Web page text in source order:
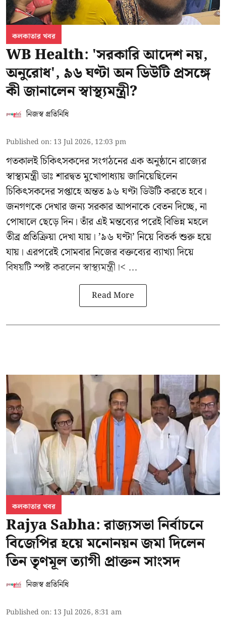
কলকাতার খবর
WB Health: 'সরকারি আদেশ নয়,
অনুরোধ', ৯৬ ঘণ্টা অন ডিউটি প্রসঙ্গে
কী জানালেন স্বাস্থ্যমন্ত্রী?
নিজস্ব প্রতিনিধি
Published on: 13 Jul 2026, 12:03 pm
গতকালই চিকিৎসকদের সংগঠনের এক অনুষ্ঠানে রাজ্যের
স্বাস্থ্যমন্ত্রী ডাঃ শারদ্বত মুখোপাধ্যায় জানিয়েছিলেন
চিকিৎসকদের সপ্তাহে অন্তত ৯৬ ঘণ্টা ডিউটি করতে হবে।
জনগণকে দেখার জন্য সরকার আপনাকে বেতন দিচ্ছে, না
পোষালে ছেড়ে দিন। তাঁর এই মন্তব্যের পরেই বিভিন্ন মহলে
তীব্র প্রতিক্রিয়া দেখা যায়। ’৯৬ ঘণ্টা’ নিয়ে বিতর্ক শুরু হয়ে
যায়। এরপরেই সোমবার নিজের বক্তব্যের ব্যাখ্যা দিয়ে
বিষয়টি স্পষ্ট করলেন স্বাস্থ্যমন্ত্রী।< ...
Read More
কলকাতার খবর
Rajya Sabha: রাজ্যসভা নির্বাচনে
বিজেপির হয়ে মনোনয়ন জমা দিলেন
তিন তৃণমূল ত্যাগী প্রাক্তন সাংসদ
নিজস্ব প্রতিনিধি
Published on: 13 Jul 2026, 8:31 am